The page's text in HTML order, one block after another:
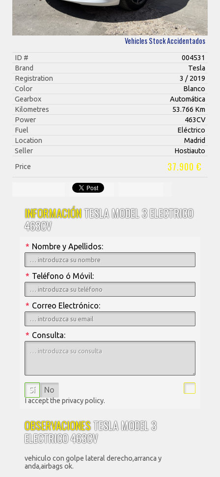
Vehicles Stock Accidentados
ID #
004531
Brand
Tesla
Registration
3 / 2019
Color
Blanco
Gearbox
Automática
Kilometres
53.766 Km
Power
463CV
Fuel
Eléctrico
Location
Madrid
Seller
Hostiauto
Price
37.900 €
INFORMACIÓNTESLA MODEL 3 ELECTRICO
463CV
Nombre y Apellidos:
*
Teléfono ó Móvil:
*
Correo Electrónico:
*
Consulta:
*
Sí No
I accept the privacy policy.
OBSERVACIONESTESLA MODEL 3
ELECTRICO 463CV
vehiculo con golpe lateral derecho,arranca y
anda,airbags ok.